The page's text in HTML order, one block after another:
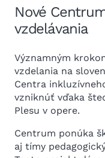
Nové
vzdelávania
Významným
vzdelania na
Centra
vzniknúť vďaka
Plesu v opere.
Centrum ponúka
aj tímy